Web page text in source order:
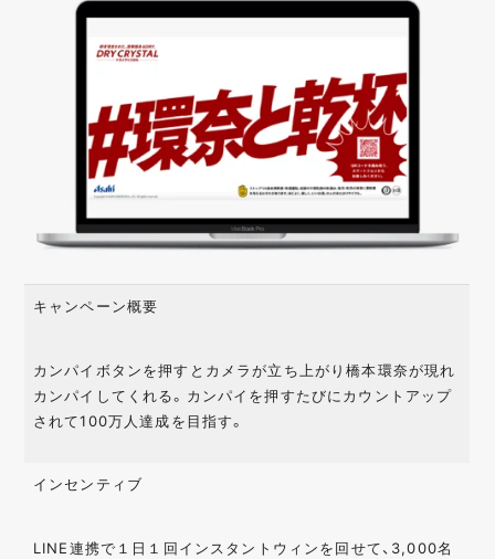
キャンペーン概要
カンパイボタンを押すとカメラが立ち上がり橋本環奈が現れ
カンパイしてくれる。カンパイを押すたびにカウントアップ
されて100万人達成を目指す。
インセンティブ
LINE連携で１日１回インスタントウィンを回せて、3,000名